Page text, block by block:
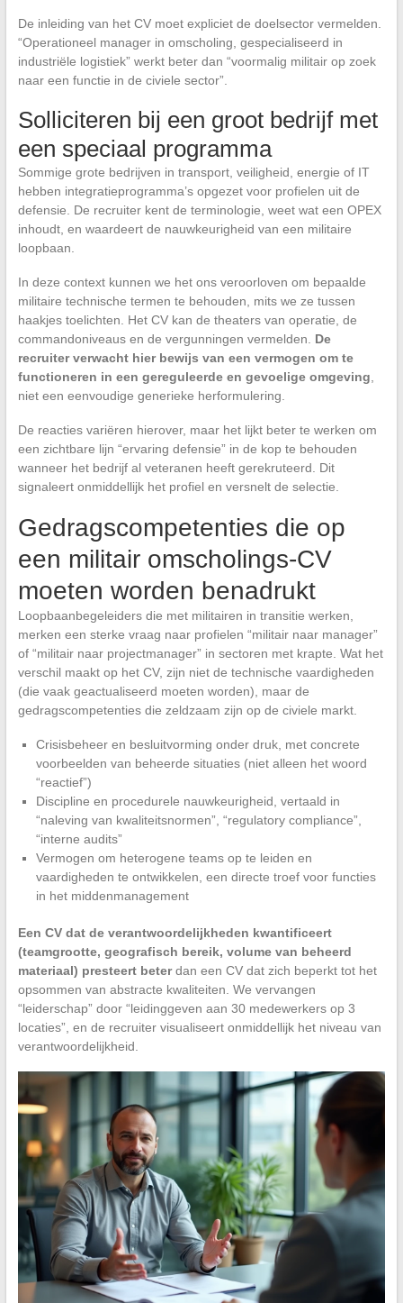
De inleiding van het CV moet expliciet de doelsector vermelden.
“Operationeel manager in omscholing, gespecialiseerd in
industriële logistiek” werkt beter dan “voormalig militair op zoek
naar een functie in de civiele sector”.
Solliciteren bij een groot bedrijf met
een speciaal programma
Sommige grote bedrijven in transport, veiligheid, energie of IT
hebben integratieprogramma’s opgezet voor profielen uit de
defensie. De recruiter kent de terminologie, weet wat een OPEX
inhoudt, en waardeert de nauwkeurigheid van een militaire
loopbaan.
In deze context kunnen we het ons veroorloven om bepaalde
militaire technische termen te behouden, mits we ze tussen
haakjes toelichten. Het CV kan de theaters van operatie, de
commandoniveaus en de vergunningen vermelden. De
recruiter verwacht hier bewijs van een vermogen om te
functioneren in een gereguleerde en gevoelige omgeving
niet een eenvoudige generieke herformulering.
De reacties variëren hierover, maar het lijkt beter te werken om
een zichtbare lijn “ervaring defensie” in de kop te behouden
wanneer het bedrijf al veteranen heeft gerekruteerd. Dit
signaleert onmiddellijk het profiel en versnelt de selectie.
Gedragscompetenties die op
een militair omscholings-CV
moeten worden benadrukt
Loopbaanbegeleiders die met militairen in transitie werken,
merken een sterke vraag naar profielen “militair naar manager”
of “militair naar projectmanager” in sectoren met krapte. Wat het
verschil maakt op het CV, zijn niet de technische vaardigheden
(die vaak geactualiseerd moeten worden), maar de
gedragscompetenties die zeldzaam zijn op de civiele markt.
Crisisbeheer en besluitvorming onder druk, met concrete
voorbeelden van beheerde situaties (niet alleen het woord
“reactief”)
Discipline en procedurele nauwkeurigheid, vertaald in
“naleving van kwaliteitsnormen”, “regulatory compliance”,
“interne audits”
Vermogen om heterogene teams op te leiden en
vaardigheden te ontwikkelen, een directe troef voor functies
in het middenmanagement
Een CV dat de verantwoordelijkheden kwantificeert
(teamgrootte, geografisch bereik, volume van beheerd
materiaal) presteert beterdan een CV dat zich beperkt tot het
opsommen van abstracte kwaliteiten. We vervangen
“leiderschap” door “leidinggeven aan 30 medewerkers op 3
locaties”, en de recruiter visualiseert onmiddellijk het niveau van
verantwoordelijkheid.